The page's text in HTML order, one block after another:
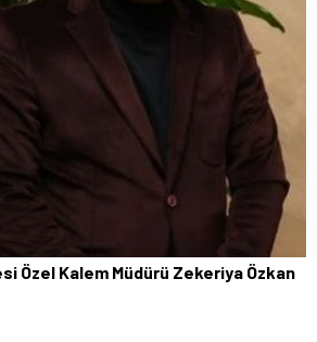
Özel Kalem Müdürü Zekeriya Özkan